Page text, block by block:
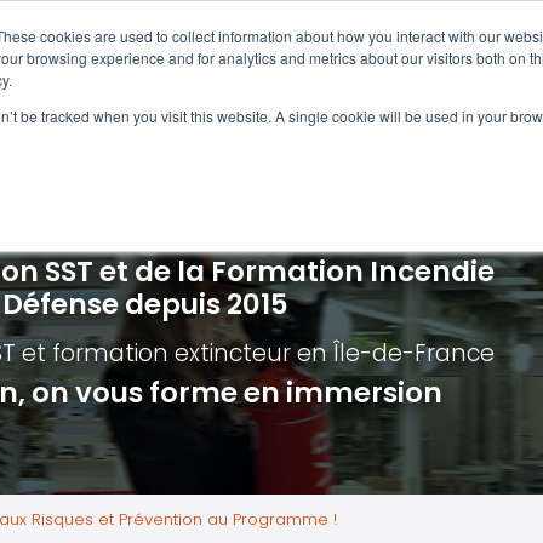
cookies are used to collect information about how you interact with our
browsing experience and for analytics and metrics about our visitors both on
be tracked when you visit this website. A single cookie will be used in your
incendie - Guide et Serre file
de première intervention
Extincteurs
en réalité augmentée
Évacuation établissements de
Évacuation secteur tertiaire
Évacuation secteur industriel
SST et de la Formation Incendie
depuis 2015
et formation extincteuren Île-de-France
on vous forme en immersion
Risques et Prévention au Programme !